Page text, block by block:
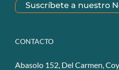
Suscríbete a nuestro
CONTACTO
Abasolo 152, Del Carmen,